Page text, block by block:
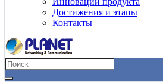
Достижения и этапы
Контакты